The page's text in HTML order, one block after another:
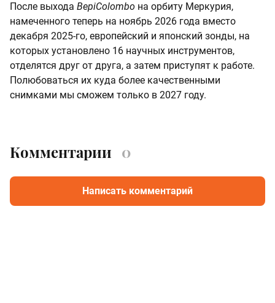
После выхода BepiColombo на орбиту Меркурия,
намеченного теперь на ноябрь 2026 года вместо
декабря 2025-го, европейский и японский зонды, на
которых установлено 16 научных инструментов,
отделятся друг от друга, а затем приступят к работе.
Полюбоваться их куда более качественными
снимками мы сможем только в 2027 году.
Комментарии 0
Написать комментарий